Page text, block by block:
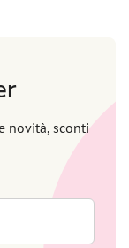
novità, sconti